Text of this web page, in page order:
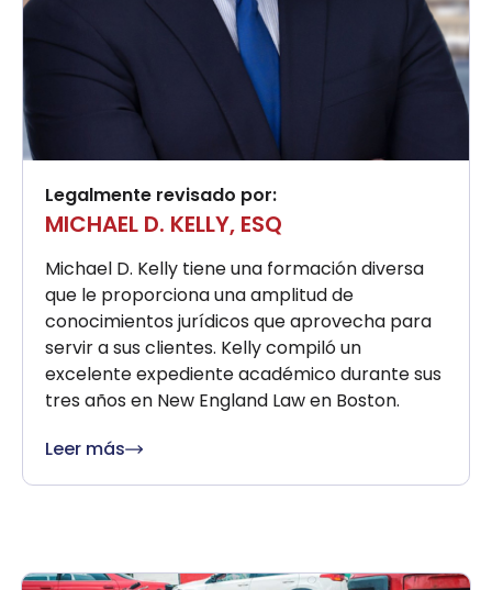
Legalmente revisado por:
MICHAEL D. KELLY, ESQ
Michael D. Kelly tiene una formación diversa
que le proporciona una amplitud de
conocimientos jurídicos que aprovecha para
servir a sus clientes. Kelly compiló un
excelente expediente académico durante sus
tres años en New England Law en Boston.
Leer más